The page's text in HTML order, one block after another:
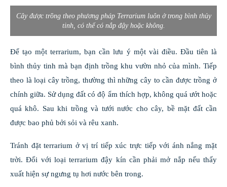
Cây được trồng theo phương pháp Terrarium luôn ở trong bình thủy
tinh, có thể có nắp đậy hoặc không.
Để tạo một terrarium, bạn cần lưu ý một vài điều. Đầu tiên là
bình thủy tinh mà bạn định trồng khu vườn nhỏ của mình. Tiếp
theo là loại cây trồng, thường thì những cây to cần được trồng ở
chính giữa. Sử dụng đất có độ ẩm thích hợp, không quá ướt hoặc
quá khô. Sau khi trồng và tưới nước cho cây, bề mặt đất cần
được bao phủ bởi sỏi và rêu xanh.
Tránh đặt terrarium ở vị trí tiếp xúc trực tiếp với ánh nắng mặt
trời. Đối với loại terrarium đậy kín cần phải mở nắp nếu thấy
xuất hiện sự ngưng tụ hơi nước bên trong.